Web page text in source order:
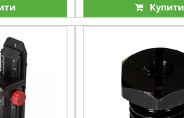
Купити